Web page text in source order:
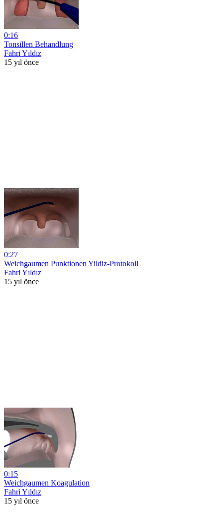
0:16
Tonsillen Behandlung
Fahri Yıldız
15 yıl önce
0:27
Weichgaumen Punktionen Yildiz-Protokoll
Fahri Yıldız
15 yıl önce
0:15
Weichgaumen Koagulation
Fahri Yıldız
15 yıl önce